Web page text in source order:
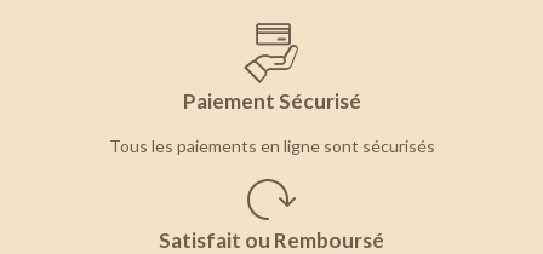
Paiement Sécurisé
Tous les paiements en ligne sont sécurisés
Satisfait ou Remboursé